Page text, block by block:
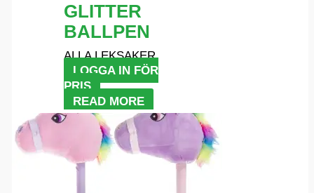
GLITTER
BALLPEN
ALLA LEKSAKER
LOGGA IN FÖR
PRIS
READ MORE